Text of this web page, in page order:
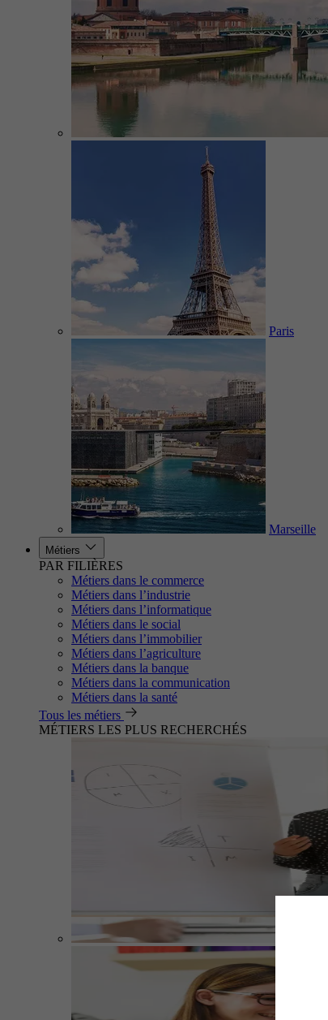
Paris
Marseille
Métiers
PAR FILIÈRES
Métiers dans le commerce
Métiers dans l’industrie
Métiers dans l’informatique
Métiers dans le social
Métiers dans l’immobilier
Métiers dans l’agriculture
Métiers dans la banque
Métiers dans la communication
Métiers dans la santé
Tous les métiers
MÉTIERS LES PLUS RECHERCHÉS